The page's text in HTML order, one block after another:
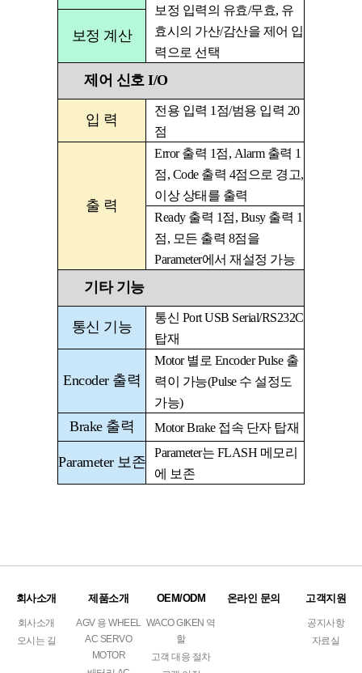
보정 입력의 유효/무효, 유
효시의 가산/감산을 제어 입
력으로 선택
보정 계산
제어 신호 I/O
입 력
전용 입력 1 점/범용 입력 20
점
출 력
Error출력 1점, Alarm 출력 1
점, Code 출력 4점으로 경고,
이상 상태를 출력
Ready 출력 1점, Busy 출력 1
점, 모든 출력 8점을
Parameter에서 재설정 가능
기타 기능
통신 기능
통신 Port USB Serial/RS232C
탑재
Encoder 출력
Motor별로 Encoder Pulse 출
력이 가능(Pulse 수 설정도
가능)
Brake 출력 Motor Brake 접속 단자 탑재
Parameter 보존
Parameter는 FLASH 메모리
에 보존
회사소개
회사소개
오시는 길
제품소개
AGV 용 WHEEL
AC SERVO
MOTOR
OEM/ODM
WACO GIKEN 역
할
고객 대응 절차
온라인 문의 고객지원
공지사항
자료실